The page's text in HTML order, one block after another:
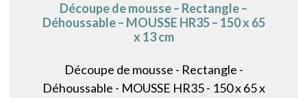
Découpe de mousse – Rectangle –
Déhoussable – MOUSSE HR35 – 150 x 65
x 13 cm
Découpe de mousse - Rectangle -
Déhoussable - MOUSSE HR35 - 150 x 65 x